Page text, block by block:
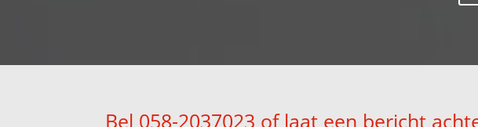
Bel 058-2037023 of laat een bericht